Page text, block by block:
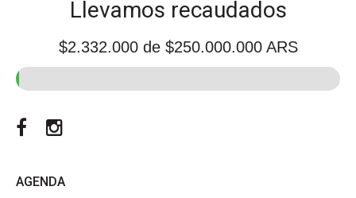
Llevamos recaudados
$2.332.000de $250.000.000 ARS
Facebook
AGENDA